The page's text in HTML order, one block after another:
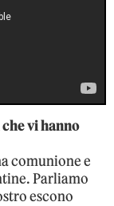
vi hanno
comunione e
Parliamo
escono